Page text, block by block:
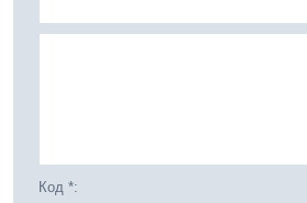
Код *: